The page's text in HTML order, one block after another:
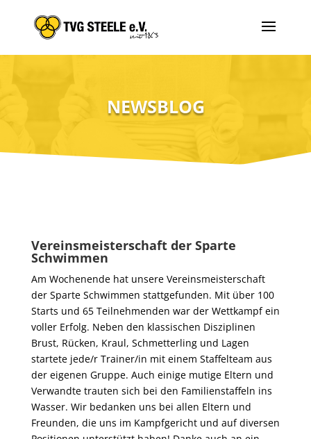
NEWSBLOG
Vereinsmeisterschaft der Sparte
Schwimmen
Am Wochenende hat unsere Vereinsmeisterschaft
der Sparte Schwimmen stattgefunden. Mit über 100
Starts und 65 Teilnehmenden war der Wettkampf ein
voller Erfolg. Neben den klassischen Disziplinen
Brust, Rücken, Kraul, Schmetterling und Lagen
startete jede/r Trainer/in mit einem Staffelteam aus
der eigenen Gruppe. Auch einige mutige Eltern und
Verwandte trauten sich bei den Familienstaffeln ins
Wasser. Wir bedanken uns bei allen Eltern und
Freunden, die uns im Kampfgericht und auf diversen